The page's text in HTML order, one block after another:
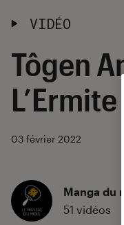
VIDÉO
Tôgen
03 février 2022
Manga du
51 vidéos